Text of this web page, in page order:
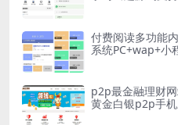
付费阅读多功能
系统PC+wap+小
p2p最金融理财
黄金白银p2p手